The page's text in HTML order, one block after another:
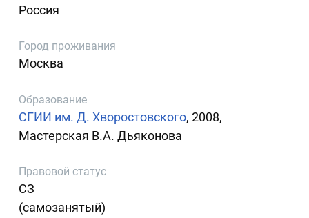
Россия
Город проживания
Москва
Образование
СГИИ им. Д. Хворостовского, 2008,
Мастерская В.А. Дьяконова
Правовой статус
СЗ
(самозанятый)